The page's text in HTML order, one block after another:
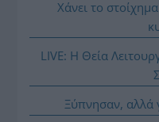
Χάνει το
LIVE: Η Θεία
Ξύπνησαν, αλλά